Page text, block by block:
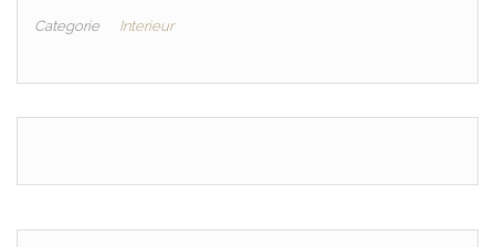
Categorie Interieur